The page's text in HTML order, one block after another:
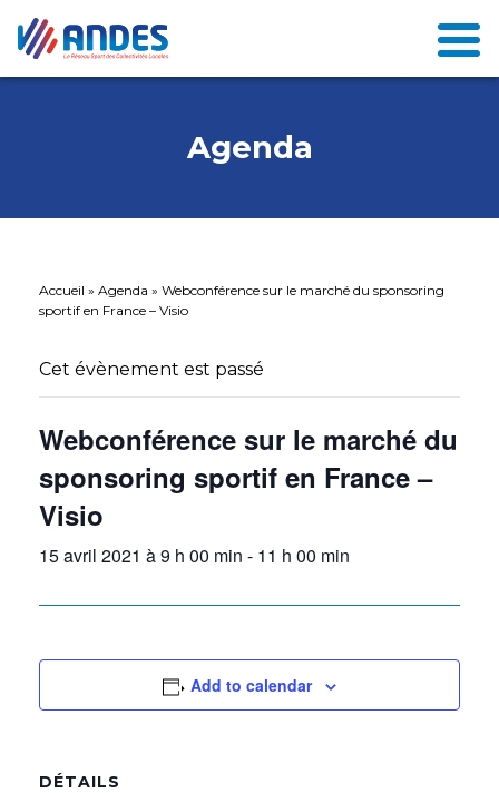
Agenda
Accueil » Agenda » Webconférence sur le marché du sponsoring
sportif en France – Visio
Cet évènement est passé
Webconférence sur le marché du
sponsoring sportif en France –
Visio
15 avril 2021 à 9 h 00 min - 11 h 00 min
Add to calendar
DÉTAILS